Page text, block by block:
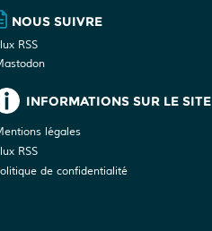
NOUS SUIVRE
RSS
INFORMATIONS SUR LE SITE
légales
RSS
de confidentialité